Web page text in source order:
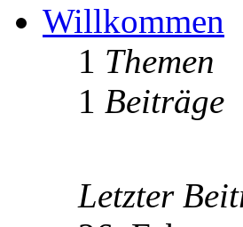
Willkommen
1 Themen
1 Beiträge
Letzter